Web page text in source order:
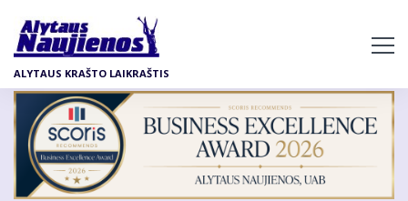
pagrindinį
turinį
ALYTAUS KRAŠTO LAIKRAŠTIS